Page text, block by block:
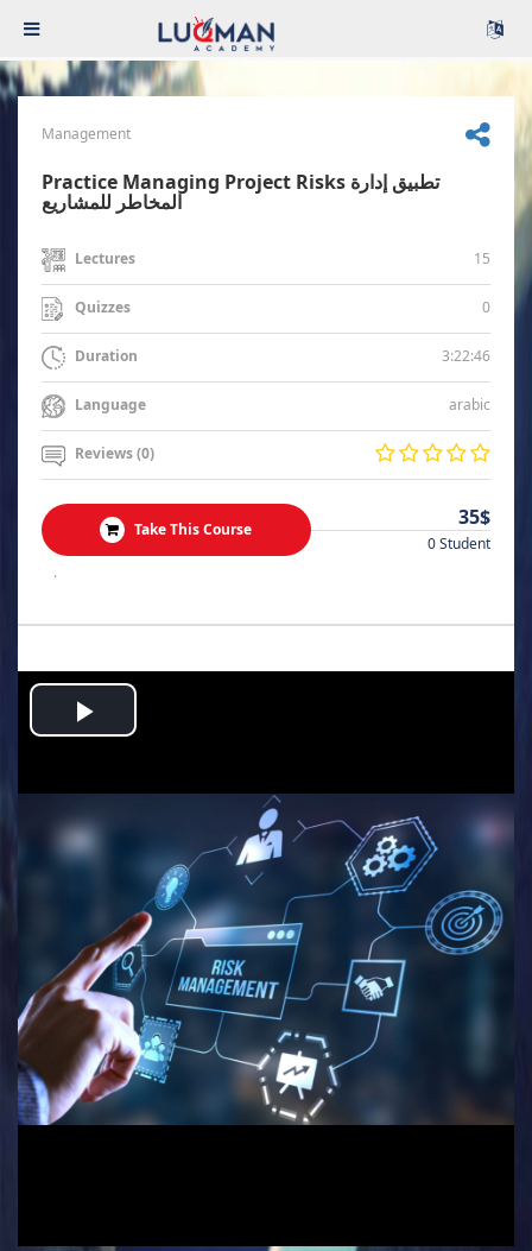
Management
Practice Managing Project Risks تطبيق إدارة
المخاطر للمشاريع
Lectures 15
Quizzes 0
Duration 3:22:46
Language arabic
Reviews (0)
Take This Course 35$
0 Student
.
Play
Video